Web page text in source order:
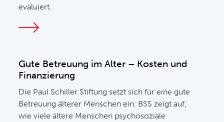
evaluiert.
Gute Betreuung im Alter – Kosten und
Finanzierung
Die Paul Schiller Stiftung setzt sich für eine gute
Betreuung älterer Menschen ein. BSS zeigt auf,
wie viele ältere Menschen psychosoziale